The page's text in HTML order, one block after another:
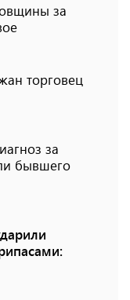
за
торговец
за
бывшего